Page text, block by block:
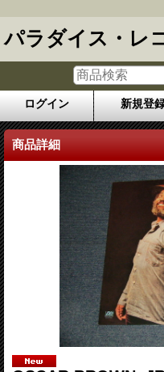
パラダイス・レ
ログイン 新規登
商品詳細